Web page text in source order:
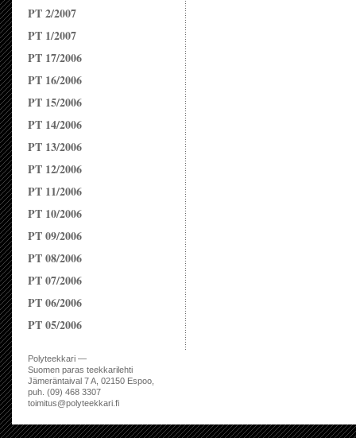
PT 2/2007
PT 1/2007
PT 17/2006
PT 16/2006
PT 15/2006
PT 14/2006
PT 13/2006
PT 12/2006
PT 11/2006
PT 10/2006
PT 09/2006
PT 08/2006
PT 07/2006
PT 06/2006
PT 05/2006
Polyteekkari —
Suomen paras teekkarilehti
Jämeräntaival 7 A, 02150 Espoo,
puh. (09) 468 3307
toimitus@polyteekkari.fi